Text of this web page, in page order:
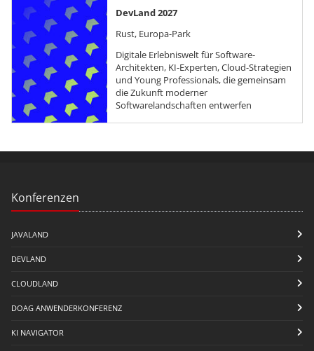
DevLand 2027
Rust, Europa-Park
Digitale Erlebniswelt für Software-
Architekten, KI-Experten, Cloud-Strategien
und Young Professionals, die gemeinsam
die Zukunft moderner
Softwarelandschaften entwerfen
Konferenzen
JAVALAND
DEVLAND
CLOUDLAND
DOAG ANWENDERKONFERENZ
KI NAVIGATOR